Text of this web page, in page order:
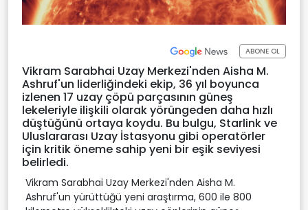
ABONE OL
Vikram Sarabhai Uzay Merkezi'nden Aisha M.
Ashruf'un liderliğindeki ekip, 36 yıl boyunca
izlenen 17 uzay çöpü parçasının güneş
lekeleriyle ilişkili olarak yörüngeden daha hızlı
düştüğünü ortaya koydu. Bu bulgu, Starlink ve
Uluslararası Uzay İstasyonu gibi operatörler
için kritik öneme sahip yeni bir eşik seviyesi
belirledi.
Vikram Sarabhai Uzay Merkezi'nden Aisha M.
Ashruf'un yürüttüğü yeni araştırma, 600 ile 800